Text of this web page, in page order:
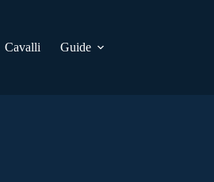
Cavalli Guide